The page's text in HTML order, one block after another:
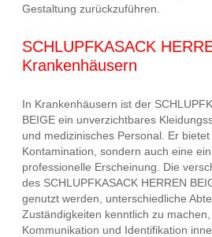
Gestaltung zurückzuführen.
SCHLUPFKASACK
Krankenhäusern
In Krankenhäusern ist der
BEIGE ein unverzichtbares
und medizinisches Personal. Er
Kontamination, sondern auch eine
professionelle Erscheinung. Die
des SCHLUPFKASACK HERREN
genutzt werden, unterschiedliche
Zuständigkeiten kenntlich zu
Kommunikation und Identifikation